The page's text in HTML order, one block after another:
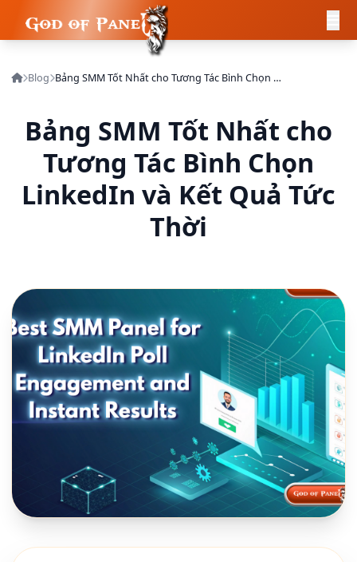
Blog Bảng SMM Tốt Nhất cho Tương Tác Bình Chọn LinkedIn và Kết Quả Tức Thời
Bảng SMM Tốt Nhất cho
Tương Tác Bình Chọn
LinkedIn và Kết Quả Tức
Thời